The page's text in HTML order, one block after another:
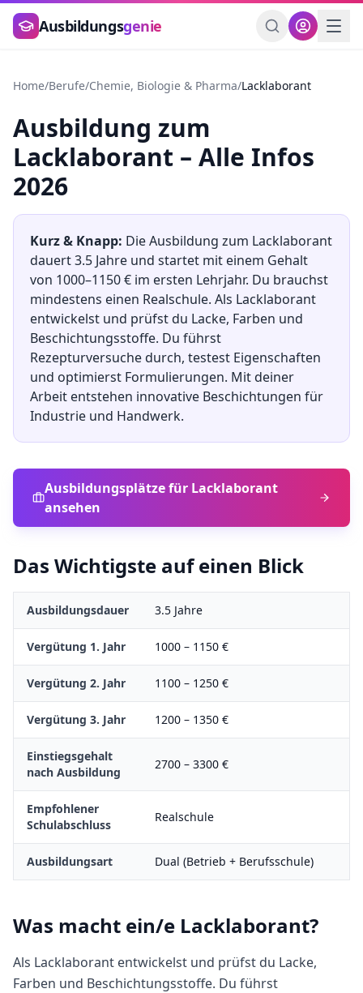
Zum Hauptinhalt springen
Ausbildungsgenie
Home/Berufe/Chemie, Biologie & Pharma/Lacklaborant
Ausbildung zum
Lacklaborant – Alle Infos
2026
Kurz & Knapp: Die Ausbildung zum Lacklaborant
dauert3.5 Jahre und startet mit einem Gehalt
von 1000–1150€ im ersten Lehrjahr. Du brauchst
mindestens einen Realschule. Als Lacklaborant
entwickelst und prüfst du Lacke, Farben und
Beschichtungsstoffe. Du führst
Rezepturversuche durch, testest Eigenschaften
und optimierst Formulierungen. Mit deiner
Arbeit entstehen innovative Beschichtungen für
Industrie und Handwerk.
Ausbildungsplätze für Lacklaborant
ansehen
Das Wichtigste auf einen Blick
Ausbildungsdauer 3.5 Jahre
Vergütung 1. Jahr 1000 – 1150 €
Vergütung 2. Jahr 1100 – 1250 €
Vergütung 3. Jahr 1200 – 1350 €
Einstiegsgehalt
nach Ausbildung
2700 – 3300 €
Empfohlener
Schulabschluss
Realschule
Ausbildungsart Dual (Betrieb + Berufsschule)
Was macht ein/e Lacklaborant?
Als Lacklaborant entwickelst und prüfst du Lacke,
Farben und Beschichtungsstoffe. Du führst